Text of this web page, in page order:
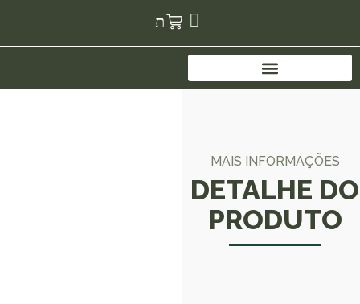
MAIS INFORMAÇÕES
DETALHE DO
PRODUTO